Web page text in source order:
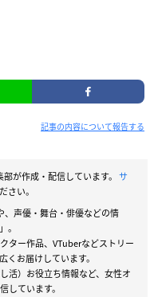
記事の内容について報告する
が作成・配信しています。 サ
さい。
、声優・舞台・俳優などの情
。
ター作品、VTuberなどストリー
くお届けしています。
活）お役立ち情報など、女性オ
しています。